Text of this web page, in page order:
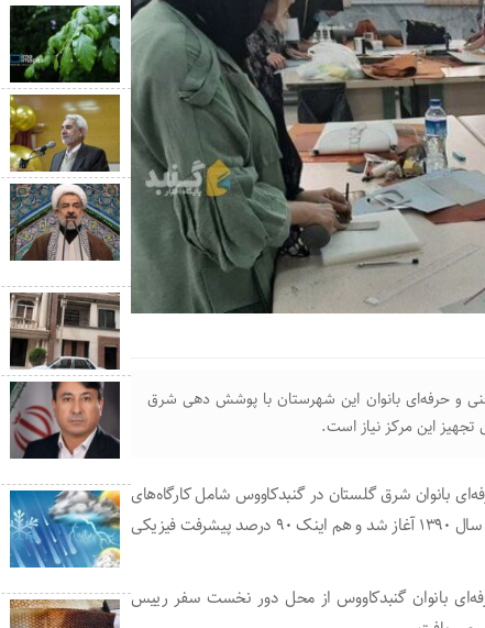
و حرفه‌ای بانوان این شهرستان با پوشش دهی شرق
بانوان شرق گلستان در گنبدکاووس شامل کارگاه‌های
متنوع آموزشی و فضای اداری با زیربنای ۲ هزار و ۳۴۷ متر مربع از سال ۱۳۹۰ آغاز شد و هم اینک ۹۰ درصد پیشرفت فیزیکی
بانوان گنبدکاووس از محل دور نخست سفر رییس